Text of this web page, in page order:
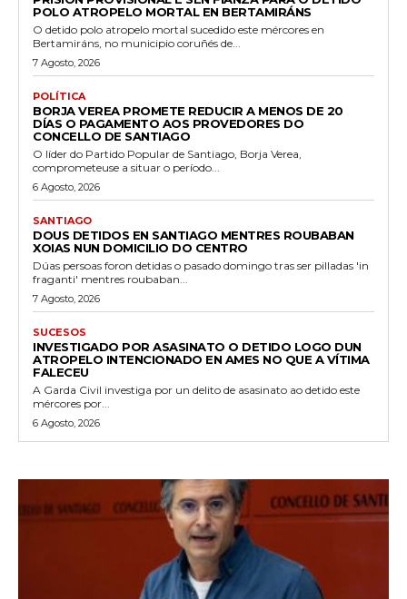
POLO ATROPELO MORTAL EN BERTAMIRÁNS
O detido polo atropelo mortal sucedido este mércores en
Bertamiráns, no municipio coruñés de...
7 Agosto, 2026
POLÍTICA
BORJA VEREA PROMETE REDUCIR A MENOS DE 20
DÍAS O PAGAMENTO AOS PROVEDORES DO
CONCELLO DE SANTIAGO
O líder do Partido Popular de Santiago, Borja Verea,
comprometeuse a situar o período...
6 Agosto, 2026
SANTIAGO
DOUS DETIDOS EN SANTIAGO MENTRES ROUBABAN
XOIAS NUN DOMICILIO DO CENTRO
Dúas persoas foron detidas o pasado domingo tras ser pilladas 'in
fraganti' mentres roubaban...
7 Agosto, 2026
SUCESOS
INVESTIGADO POR ASASINATO O DETIDO LOGO DUN
ATROPELO INTENCIONADO EN AMES NO QUE A VÍTIMA
FALECEU
A Garda Civil investiga por un delito de asasinato ao detido este
mércores por...
6 Agosto, 2026